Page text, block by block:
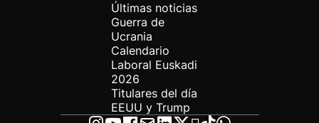
Últimas noticias
Guerra de
Ucrania
Calendario
Laboral Euskadi
2026
Titulares del día
EEUU y Trump